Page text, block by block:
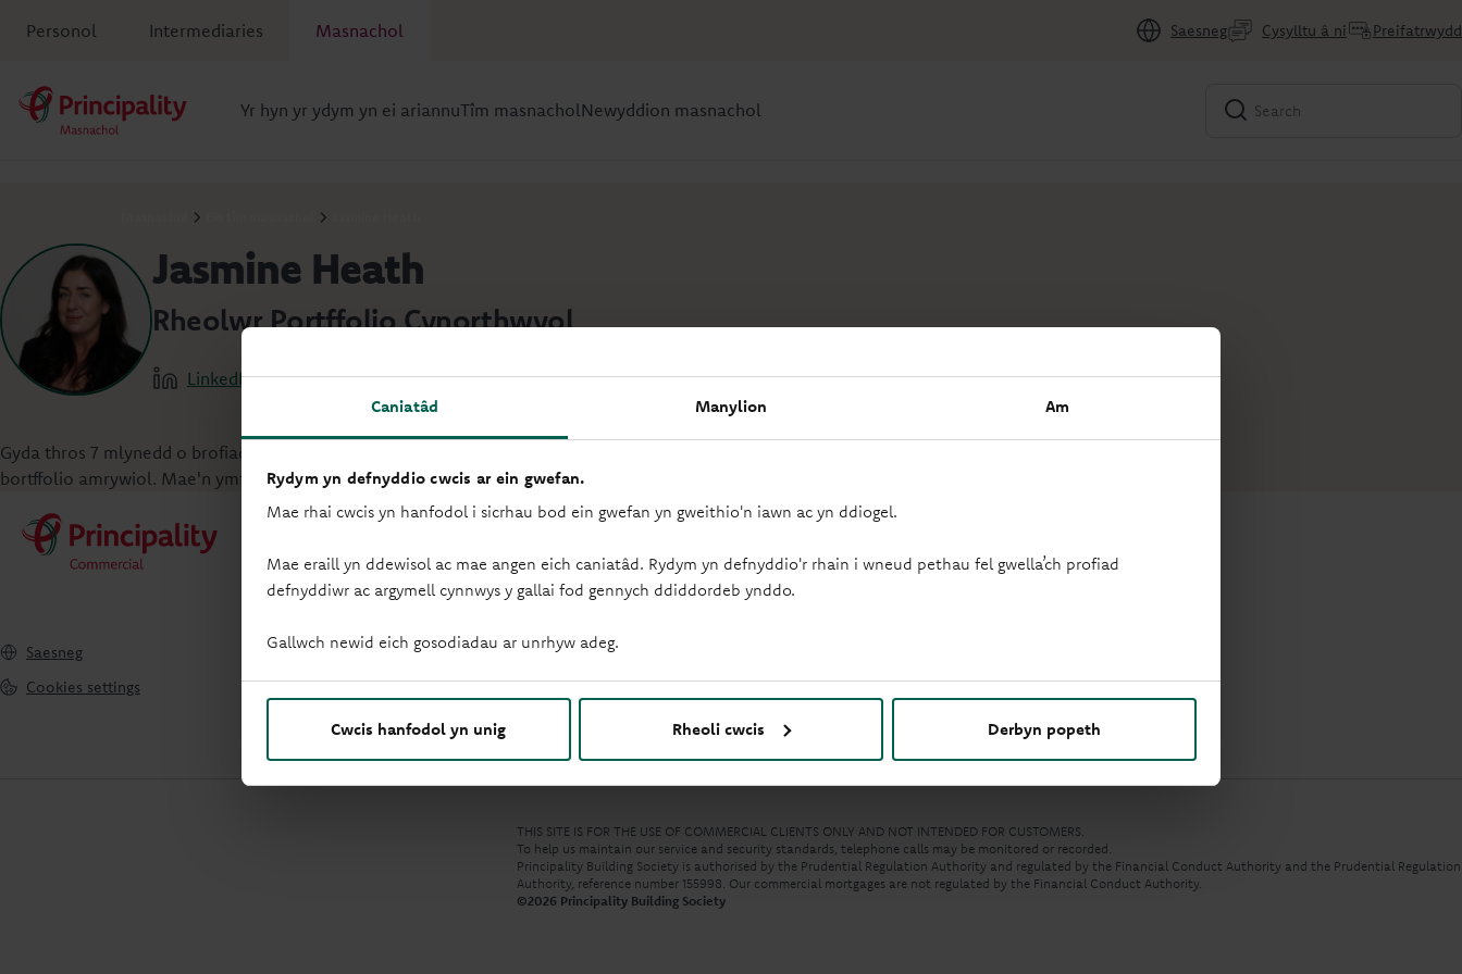
Caniatâd Manylion Am
Rydym yn defnyddio cwcis ar ein gwefan.
Mae rhai cwcis yn hanfodol i sicrhau bod ein gwefan yn gweithio'n iawn ac yn ddiogel.
Mae eraill yn ddewisol ac mae angen eich caniatâd. Rydym yn defnyddio'r rhain i wneud pethau fel gwella’ch profiad
defnyddiwr ac argymell cynnwys y gallai fod gennych ddiddordeb ynddo.
Gallwch newid eich gosodiadau ar unrhyw adeg.
Cwcis hanfodol yn unig Rheoli cwcis Derbyn popeth
Personol Intermediaries Masnachol Saesneg Cysylltu â ni Preifatrwydd
Yr hyn yr ydym yn ei ariannuTîm masnacholNewyddion masnachol
Jasmine Heath
Rheolwr Portffolio Cynorthwyol
LinkedIn
Gyda thros 7 mlynedd o brofiad mewn asiantiaeth tai, gan gynnwys eiddo masnachol, mae Jasmine yn dod ag egni a dealltwriaeth i
bortffolio amrywiol. Mae'n ymfalchïo yn ei gallu i feithrin cydberthnasau cryf a pharhaol â chleientiaid a chyflawni canlyniadau.
Saesneg
Cookies settings
Dolenni cyflym
Cyllid buddsoddi
Tai fforddiadwy
Newyddion
Cymorth
Hysbysiad preifatrwydd
Map o'r wefan
THIS SITE IS FOR THE USE OF COMMERCIAL CLIENTS ONLY AND NOT INTENDED FOR CUSTOMERS.
To help us maintain our service and security standards, telephone calls may be monitored or recorded.
Principality Building Society is authorised by the Prudential Regulation Authority and regulated by the Financial Conduct Authority and the Prudential Regulation
Authority, reference number 155998. Our commercial mortgages are not regulated by the Financial Conduct Authority.
©2026 Principality Building Society